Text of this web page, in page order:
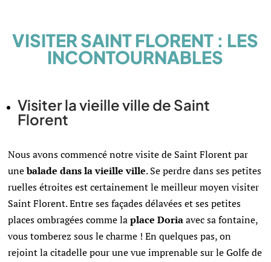
VISITER SAINT FLORENT : LES
INCONTOURNABLES
Visiter la vieille ville de Saint
Florent
Nous avons commencé notre visite de Saint Florent par
unebalade dans la vieille ville. Se perdre dans ses petites
ruelles étroites est certainement le meilleur moyen visiter
Saint Florent. Entre ses façades délavées et ses petites
places ombragées comme laplace Doriaavec sa fontaine,
vous tomberez sous le charme ! En quelques pas, on
rejoint la citadelle pour une vue imprenable sur le Golfe de